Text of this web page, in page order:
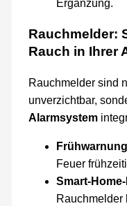
Ergänzung.
Rauchmelder:
Rauch in Ihrer
Rauchmelder sind
unverzichtbar,
Alarmsystem
Frühwarnung
Feuer
Smart-
Rauchmelder